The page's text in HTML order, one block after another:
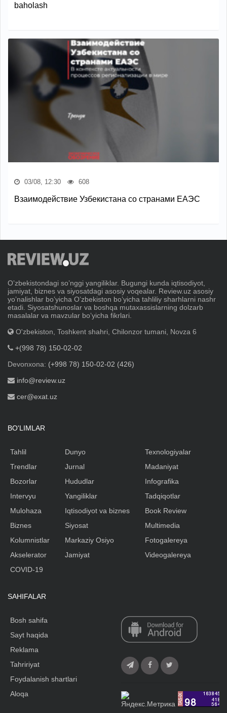
baholash
03/08, 12:30 608
Взаимодействие Узбекистана со странами ЕАЭС
Oʼzbekistondagi soʼnggi yangiliklar. Bugungi kunda iqtisodiyot,
jamiyat, biznes va siyosatdagi asosiy voqealar. Review.uz asosiy
yoʼnalishlar boʼyicha Oʼzbekiston boʼyicha tahliliy sharhlarni nashr
etadi. Siyosatshunoslar va boshqa mutaxassislarning dolzarb
masalalar va mavzular boʼyicha fikrlari.
O'zbekiston, Toshkent shahri, Chilonzor tumani, Novza 6
+(998 78) 150-02-02
Devonxona: (+998 78) 150-02-02 (426)
info@review.uz
cer@exat.uz
BO'LIMLAR
Tahlil
Trendlar
Bozorlar
Intervyu
Mulohaza
Biznes
Kolumnistlar
Akselerator
Dunyo
Jurnal
Hududlar
Yangiliklar
Iqtisodiyot va biznes
Siyosat
Markaziy Osiyo
Jamiyat
Texnologiyalar
Madaniyat
Infografika
Tadqiqotlar
Book Review
Multimedia
Fotogalereya
Videogalereya
COVID-19
SAHIFALAR
Bosh sahifa
Sayt haqida
Reklama
Tahririyat
Foydalanish shartlari
Aloqa